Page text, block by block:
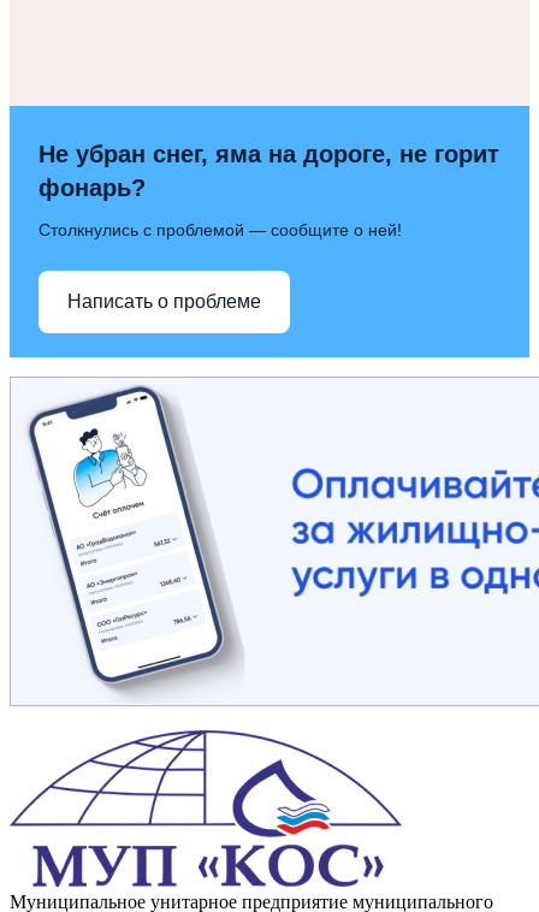
Не убран снег, яма на дороге, не горит
фонарь?
Столкнулись с проблемой — сообщите о ней!
Написать о проблеме
Муниципальное унитарное предприятие муниципального